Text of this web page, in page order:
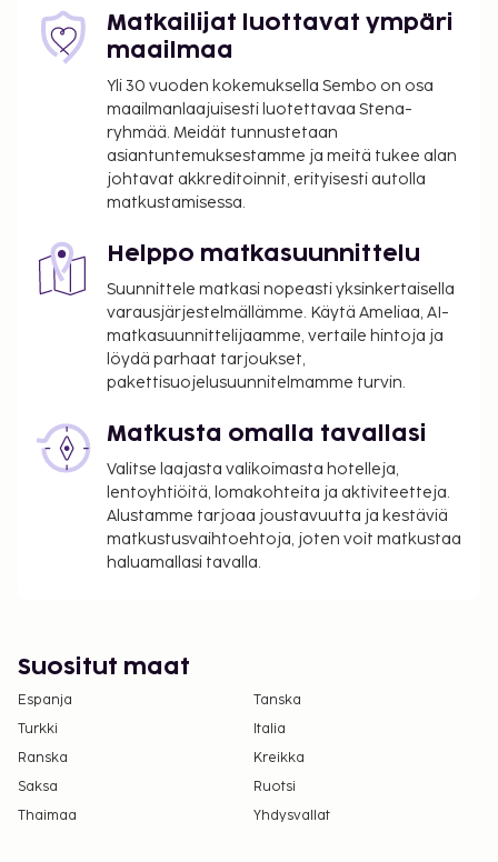
Kaupungin perimä vero: 1.15 EUR per henkilö per
yö. Tätä veroa ei peritä alle 18 vuotta vanhoilta
lapsilta.
Tässä on mainittu kaikki majoituspaikan meille
ilmoittamat maksut.
Kansallisten määräysten vuoksi käteismaksut
eivät voi ylittää 1000 EUR:n suuruista summaa
tässä majoituspaikassa. Saat lisätietoja asiasta
ottamalla yhteyttä majoituspaikkaan
varausvahvistuksessa olevien tietojen avulla.
Kausiluontoinen uima-allas on käytettävissä 01.
toukokuuta – 31. lokakuuta.
Matkailijat luottavat ympäri
maailmaa
Yli 30 vuoden kokemuksella Sembo on osa
maailmanlaajuisesti luotettavaa Stena-
ryhmää. Meidät tunnustetaan
asiantuntemuksestamme ja meitä tukee alan
johtavat akkreditoinnit, erityisesti autolla
matkustamisessa.
Helppo matkasuunnittelu
Suunnittele matkasi nopeasti yksinkertaisella
varausjärjestelmällämme. Käytä Ameliaa, AI-
matkasuunnittelijaamme, vertaile hintoja ja
löydä parhaat tarjoukset,
pakettisuojelusuunnitelmamme turvin.
Matkusta omalla tavallasi
Valitse laajasta valikoimasta hotelleja,
lentoyhtiöitä, lomakohteita ja aktiviteetteja.
Alustamme tarjoaa joustavuutta ja kestäviä
matkustusvaihtoehtoja, joten voit matkustaa
haluamallasi tavalla.
Suositut maat
Espanja
Tanska
Turkki
Italia
Ranska
Kreikka
Saksa
Ruotsi
Thaimaa
Yhdysvallat